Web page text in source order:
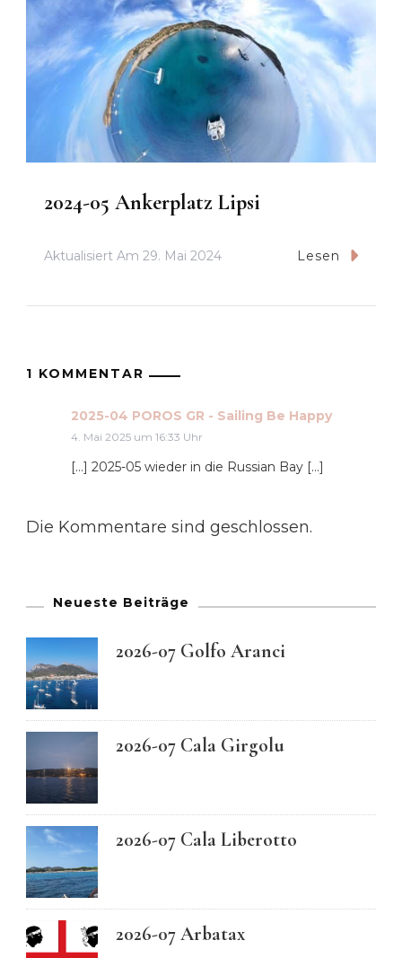
2024-05 Ankerplatz Lipsi
Aktualisiert Am 29. Mai 2024 Lesen
1 KOMMENTAR
2025-04 POROS GR - Sailing Be Happy
4. Mai 2025 um 16:33 Uhr
[…] 2025-05 wie­der in die Rus­si­an Bay […]
Die Kommentare sind geschlossen.
Neueste Beiträge
2026-07 Golfo Aranci
2026-07 Cala Girgolu
2026-07 Cala Liberotto
2026-07 Arbatax